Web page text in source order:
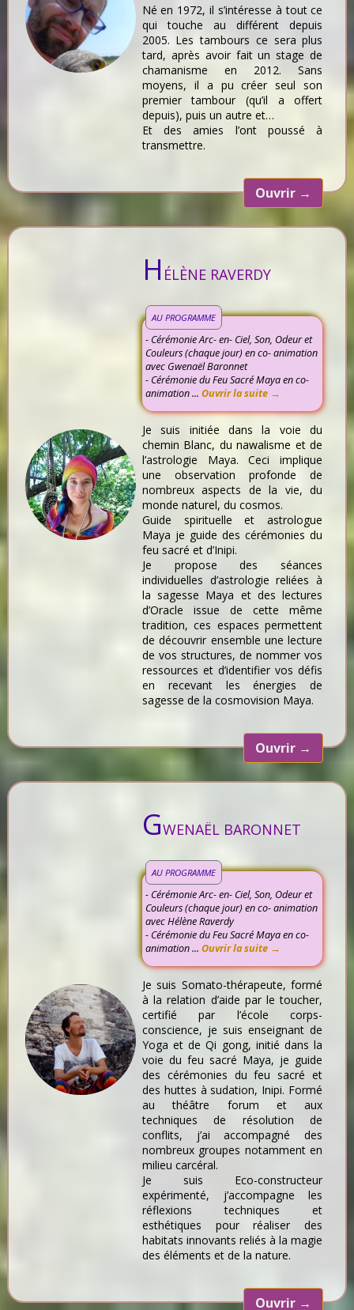
Né en 1972, il s’intéresse à tout ce
qui touche au différent depuis
2005. Les tambours ce sera plus
tard, après avoir fait un stage de
chamanisme en 2012. Sans
moyens, il a pu créer seul son
premier tambour (qu’il a offert
depuis), puis un autre et…
Et des amies l’ont poussé à
transmettre.
Ouvrir →
H ÉLÈNE RAVERDY
AU PROGRAMME
- Cérémonie Arc- en- Ciel, Son, Odeur et
Couleurs (chaque jour) en co- animation
avec Gwenaël Baronnet
- Cérémonie du Feu Sacré Maya en co-
animation ... Ouvrir la suite →
Je suis initiée dans la voie du
chemin Blanc, du nawalisme et de
l’astrologie Maya. Ceci implique
une observation profonde de
nombreux aspects de la vie, du
monde naturel, du cosmos.
Guide spirituelle et astrologue
Maya je guide des cérémonies du
feu sacré et d’Inipi.
Je propose des séances
individuelles d’astrologie reliées à
la sagesse Maya et des lectures
d’Oracle issue de cette même
tradition, ces espaces permettent
de découvrir ensemble une lecture
de vos structures, de nommer vos
ressources et d’identifier vos défis
en recevant les énergies de
sagesse de la cosmovision Maya.
Ouvrir →
GWENAËL BARONNET
AU PROGRAMME
- Cérémonie Arc- en- Ciel, Son, Odeur et
Couleurs (chaque jour) en co- animation
avec Hélène Raverdy
- Cérémonie du Feu Sacré Maya en co-
animation ... Ouvrir la suite →
Je suis Somato-thérapeute, formé
à la relation d’aide par le toucher,
certifié par l’école corps-
conscience, je suis enseignant de
Yoga et de Qi gong, initié dans la
voie du feu sacré Maya, je guide
des cérémonies du feu sacré et
des huttes à sudation, Inipi. Formé
au théâtre forum et aux
techniques de résolution de
conflits, j’ai accompagné des
nombreux groupes notamment en
milieu carcéral.
Je suis Eco-constructeur
expérimenté, j’accompagne les
réflexions techniques et
esthétiques pour réaliser des
habitats innovants reliés à la magie
des éléments et de la nature.
Ouvrir →